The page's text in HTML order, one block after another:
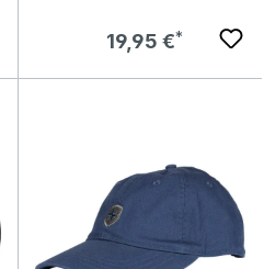
Regulärer Preis:
19,95 €